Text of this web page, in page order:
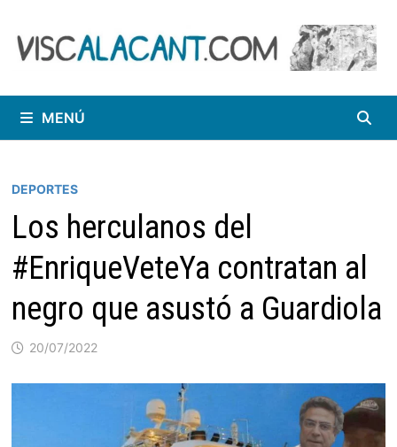
contenido
MENÚ
DEPORTES
Los herculanos del
#EnriqueVeteYa contratan al
negro que asustó a Guardiola
20/07/2022